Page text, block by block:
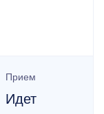
Прием
Идет